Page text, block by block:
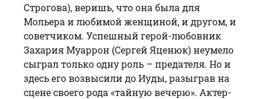
Строгова), веришь, что она была для
Мольера и любимой женщиной, и другом, и
советчиком. Успешный герой-любовник
Захария Муаррон (Сергей Яценюк) неумело
сыграл только одну роль – предателя. Но и
здесь его возвысили до Иуды, разыграв на
сцене своего рода «тайную вечерю». Актер-